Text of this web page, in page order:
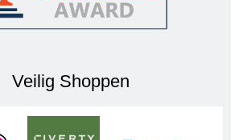
Veilig Shoppen